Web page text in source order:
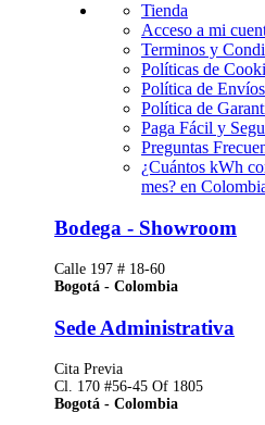
Tienda
Acceso a mi
Terminos y
Políticas de
Política de Envíos
Política de
Paga Fácil y
Preguntas
¿Cuántos kWh
mes? en
Bodega - Showroom
Calle 197 # 18-60
Bogotá - Colombia
Sede Administrativa
Cita Previa
Cl. 170 #56-45 Of 1805
Bogotá - Colombia